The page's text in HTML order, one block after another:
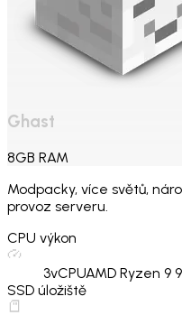
Ghast
8GB RAM
Modpacky, více světů,
provoz serveru.
CPU výkon
3vCPUAMD Ryzen 9
SSD úložiště